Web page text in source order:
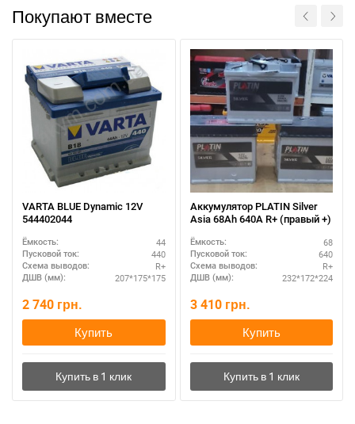
Покупают вместе
VARTA BLUE Dynamic 12V
544402044
Ёмкость: 44
Пусковой ток: 440
Схема выводов: R+
ДШВ (мм): 207*175*175
2 740 грн.
Купить
Аккумулятор PLATIN Silver
Asia 68Ah 640A R+ (правый +)
Ёмкость: 68
Пусковой ток: 640
Схема выводов: R+
ДШВ (мм): 232*172*224
3 410 грн.
Купить